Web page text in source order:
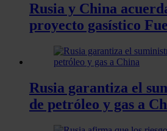
Rusia y China
proyecto gasístico
Rusia garantiza el
de petróleo y gas a